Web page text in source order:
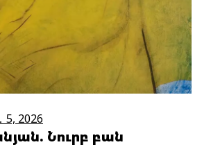
2026
Նուրբ բան